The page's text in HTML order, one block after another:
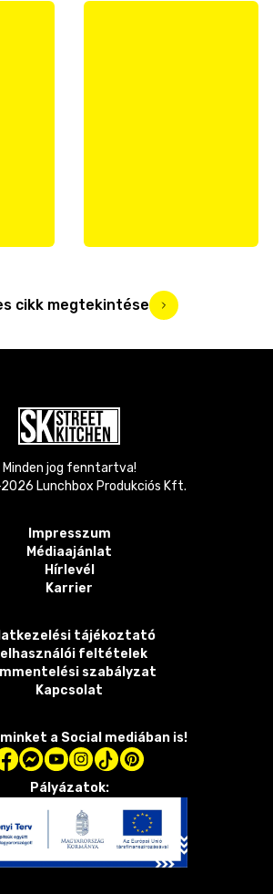
cikk megtekintése
Minden jog fenntartva!
2026 Lunchbox Produkciós Kft.
Impresszum
Médiaajánlat
Hírlevél
Karrier
tájékoztató
feltételek
szabályzat
Kapcsolat
minket a Social mediában is!
Pályázatok: